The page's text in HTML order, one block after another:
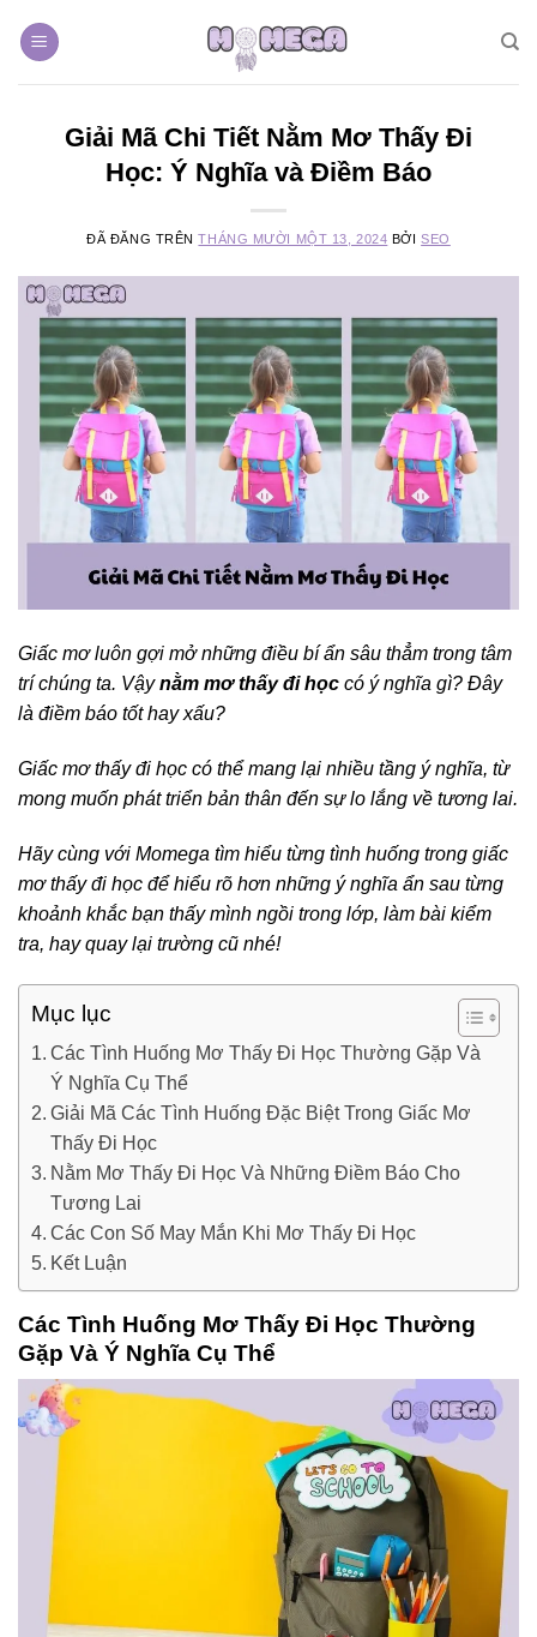
đến
Giải Mã Chi Tiết Nằm Mơ Thấy Đi
Học: Ý Nghĩa và Điềm Báo
ĐÃ ĐĂNG TRÊNTHÁNG MƯỜI MỘT 13, 2024 BỞISEO
Giấc mơ luôn gợi mở những điều bí ẩn sâu thẳm trong tâm
trí chúng ta. Vậynằm mơ thấy đi học có ý nghĩa gì? Đây
là điềm báo tốt hay xấu?
Giấc mơ thấy đi học có thể mang lại nhiều tầng ý nghĩa, từ
mong muốn phát triển bản thân đến sự lo lắng về tương lai.
Hãy cùng với Momega tìm hiểu từng tình huống trong giấc
mơ thấy đi học để hiểu rõ hơn những ý nghĩa ẩn sau từng
khoảnh khắc bạn thấy mình ngồi trong lớp, làm bài kiểm
tra, hay quay lại trường cũ nhé!
Mục lục
Các Tình Huống Mơ Thấy Đi Học Thường Gặp Và
Ý Nghĩa Cụ Thể
Giải Mã Các Tình Huống Đặc Biệt Trong Giấc Mơ
Thấy Đi Học
Nằm Mơ Thấy Đi Học Và Những Điềm Báo Cho
Tương Lai
Các Con Số May Mắn Khi Mơ Thấy Đi Học
Kết Luận
Các Tình Huống Mơ Thấy Đi Học Thường
Gặp Và Ý Nghĩa Cụ Thể